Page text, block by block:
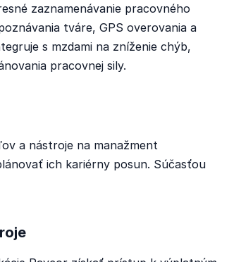
zaznamenávanie pracovného
tváre, GPS overovania a
s mzdami na zníženie chýb,
pracovnej sily.
a nástroje na manažment
ich kariérny posun. Súčasťou